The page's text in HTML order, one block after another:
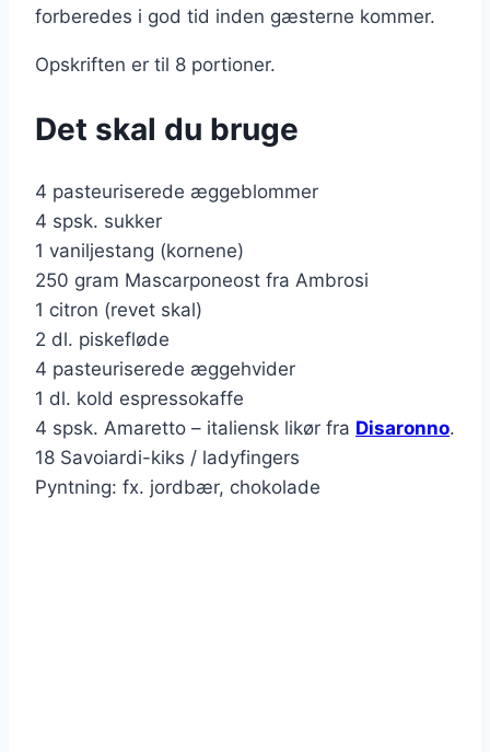
forberedes i god tid inden gæsterne kommer.
Opskriften er til 8 portioner.
Det skal du bruge
4 pasteuriserede æggeblommer
4 spsk. sukker
1 vaniljestang (kornene)
250 gram Mascarponeost fra Ambrosi
1 citron (revet skal)
2 dl. piskefløde
4 pasteuriserede æggehvider
1 dl. kold espressokaffe
4 spsk. Amaretto – italiensk likør fra Disaronno.
18 Savoiardi-kiks / ladyfingers
Pyntning: fx. jordbær, chokolade